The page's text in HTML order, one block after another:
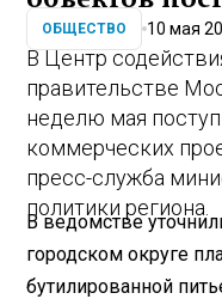
ОБЩЕСТВО 10 мая
В Центр
правительстве
неделю мая
коммерческих
пресс-служба
политики региона.
В ведомстве
городском округе
бутилированной